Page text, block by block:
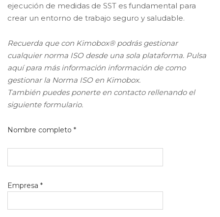
ejecución de medidas de SST es fundamental para
crear un entorno de trabajo seguro y saludable.
Recuerda que con Kimobox® podrás gestionar
cualquier norma ISO desde una sola plataforma. Pulsa
aquí para más información información de como
gestionar la Norma ISO en Kimobox.
También puedes ponerte en contacto rellenando el
siguiente formulario.
Nombre completo *
Empresa *